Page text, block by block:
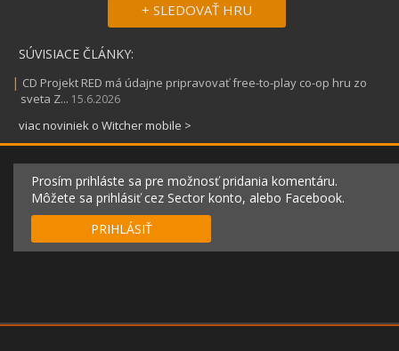
+ SLEDOVAŤ HRU
SÚVISIACE ČLÁNKY:
| CD Projekt RED má údajne pripravovať free-to-play co-op hru zo
sveta Z... 15.6.2026
viac noviniek o Witcher mobile >
Prosím prihláste sa pre možnosť pridania komentáru.
Môžete sa prihlásiť cez Sector konto, alebo Facebook.
PRIHLÁSIŤ